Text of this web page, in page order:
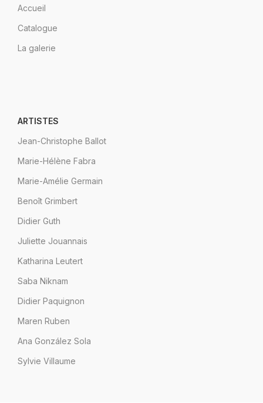
Accueil
Catalogue
La galerie
ARTISTES
Jean-Christophe Ballot
Marie-Hélène Fabra
Marie-Amélie Germain
Benoît Grimbert
Didier Guth
Juliette Jouannais
Katharina Leutert
Saba Niknam
Didier Paquignon
Maren Ruben
Ana González Sola
Sylvie Villaume